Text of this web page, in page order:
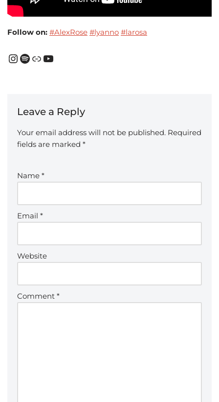
Follow on: #AlexRose #lyanno #larosa
Leave a Reply
Your email address will not be published. Required
fields are marked *
Name *
Email *
Website
Comment *